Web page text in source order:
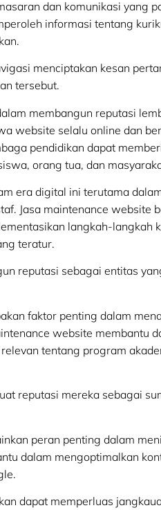
dan komunikasi yang
informasi tentang
menciptakan kesan
tersebut.
membangun reputasi
website selalu online dan
pendidikan dapat
orang tua, dan
era digital ini terutama
Jasa maintenance website
langkah-langkah
teratur.
reputasi sebagai entitas
faktor penting dalam
website membantu
tentang program
reputasi mereka sebagai
peran penting dalam
dalam mengoptimalkan
dapat memperluas